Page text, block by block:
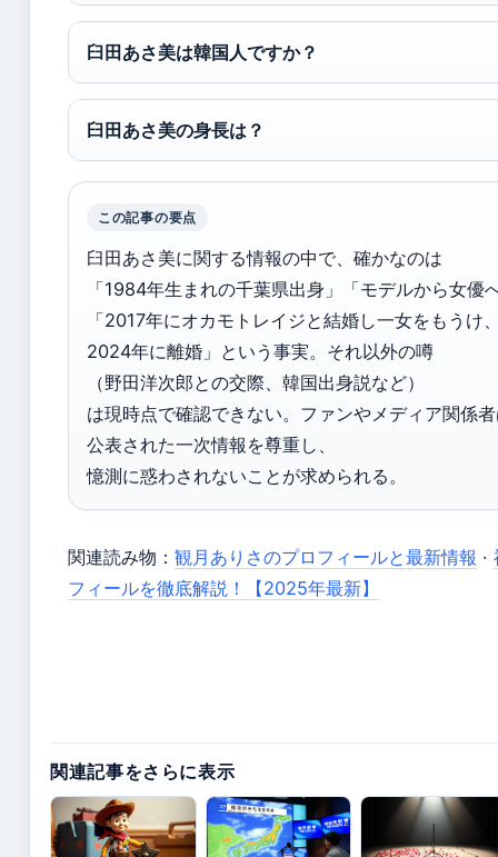
臼田あさ美は韓国人ですか？
臼田あさ美の身長は？
この記事の要点
臼田あさ美に関する情報の中で、確かなのは
「1984年生まれの千葉県出身」「モデルから女優
「2017年にオカモトレイジと結婚し一女をもうけ
2024年に離婚」という事実。それ以外の噂
（野田洋次郎との交際、韓国出身説など）
は現時点で確認できない。ファンやメディア関係
公表された一次情報を尊重し、
憶測に惑わされないことが求められる。
関連読み物： 観月ありさのプロフィールと最新情報 ·
フィールを徹底解説！【2025年最新】
関連記事をさらに表示